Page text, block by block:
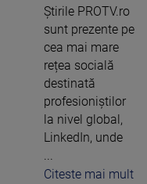
Știrile PROTV.ro
sunt prezente pe
cea mai mare
rețea socială
destinată
profesioniștilor
la nivel global,
LinkedIn, unde
Citeste mai mult